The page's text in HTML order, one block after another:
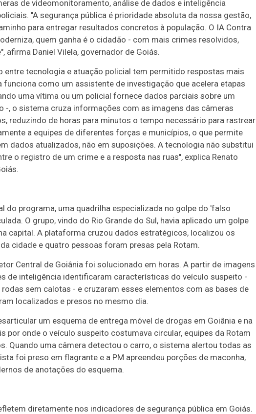
de videomonitoramento, análise de dados e inteligência
"A segurança pública é prioridade absoluta da nossa gestão,
para entregar resultados concretos à população. O IA Contra
quem ganha é o cidadão - com mais crimes resolvidos,
afirma Daniel Vilela, governador de Goiás.
entre tecnologia e atuação policial tem permitido respostas mais
funciona como um assistente de investigação que acelera etapas
uma vítima ou um policial fornece dados parciais sobre um
-, o sistema cruza informações com as imagens das câmeras
reduzindo de horas para minutos o tempo necessário para rastrear
a equipes de diferentes forças e municípios, o que permite
dados atualizados, não em suposições. A tecnologia não substitui
o registro de um crime e a resposta nas ruas", explica Renato
do programa, uma quadrilha especializada no golpe do 'falso
O grupo, vindo do Rio Grande do Sul, havia aplicado um golpe
capital. A plataforma cruzou dados estratégicos, localizou os
cidade e quatro pessoas foram presas pela Rotam.
Central de Goiânia foi solucionado em horas. A partir de imagens
de inteligência identificaram características do veículo suspeito -
sem calotas - e cruzaram esses elementos com as bases de
localizados e presos no mesmo dia.
um esquema de entrega móvel de drogas em Goiânia e na
por onde o veículo suspeito costumava circular, equipes da Rotam
Quando uma câmera detectou o carro, o sistema alertou todas as
foi preso em flagrante e a PM apreendeu porções de maconha,
de anotações do esquema.
diretamente nos indicadores de segurança pública em Goiás.